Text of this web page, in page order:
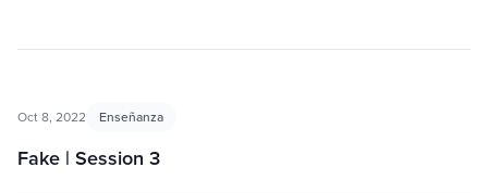
Oct 8, 2022 Enseñanza
Fake | Session 3